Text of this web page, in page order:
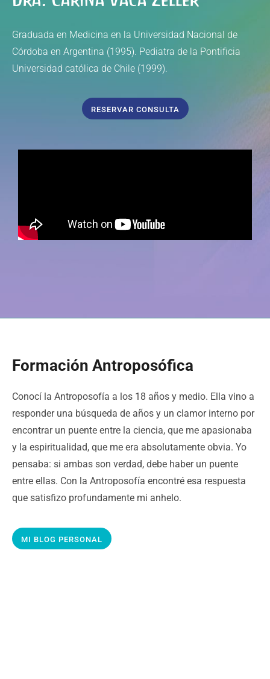
Graduada en Medicina en la Universidad Nacional de
Córdoba en Argentina (1995). Pediatra de la Pontificia
Universidad católica de Chile (1999).
RESERVAR CONSULTA
Formación Antroposófica
Conocí la Antroposofía a los 18 años y medio. Ella vino a
responder una búsqueda de años y un clamor interno por
encontrar un puente entre la ciencia, que me apasionaba
y la espiritualidad, que me era absolutamente obvia. Yo
pensaba: si ambas son verdad, debe haber un puente
entre ellas. Con la Antroposofía encontré esa respuesta
que satisfizo profundamente mi anhelo.
MI BLOG PERSONAL